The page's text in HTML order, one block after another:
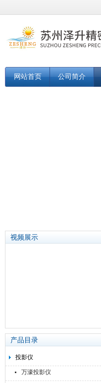
网站首页 公司简介
视频展示
产品目录
投影仪
万濠投影仪